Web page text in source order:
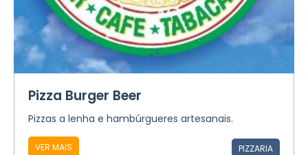
Pizza Burger Beer
Pizzas a lenha e hambúrgueres artesanais.
VER MAIS PIZZARIA